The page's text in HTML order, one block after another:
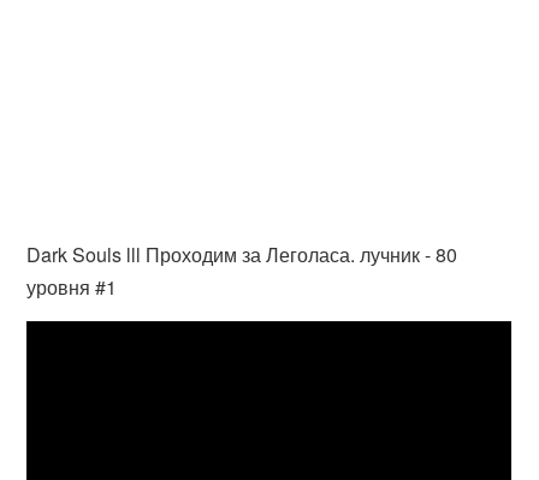
Dark Souls lll Проходим за Леголаса. лучник - 80
уровня #1